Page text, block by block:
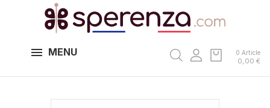
MENU 0 Article
0,00 €